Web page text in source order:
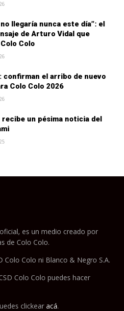
llegaría nunca este día”: el
de Arturo Vidal que
Colo
confirman el arribo de nuevo
Colo Colo 2026
recibe un pésima noticia del
es un medio creado por
de Colo Colo.
Colo Colo ni Blanco & Negro S.A.
Colo Colo puedes hacer
clickear acá.